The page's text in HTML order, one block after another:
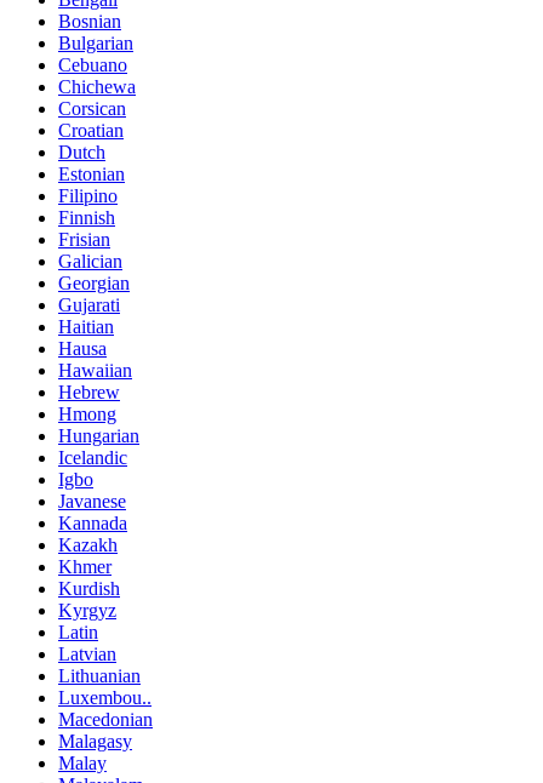
Bosnian
Bulgarian
Cebuano
Chichewa
Corsican
Croatian
Dutch
Estonian
Filipino
Finnish
Frisian
Galician
Georgian
Gujarati
Haitian
Hausa
Hawaiian
Hebrew
Hmong
Hungarian
Icelandic
Igbo
Javanese
Kannada
Kazakh
Khmer
Kurdish
Kyrgyz
Latin
Latvian
Lithuanian
Luxembou..
Macedonian
Malagasy
Malay